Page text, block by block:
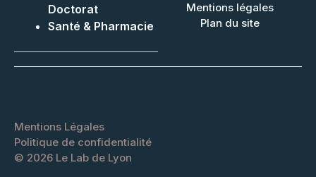
Doctorat
Santé & Pharmacie
Mentions légales
Plan du site
© 2026 Le Lab de Lyon
Mentions Légales
Politique de confidentialité